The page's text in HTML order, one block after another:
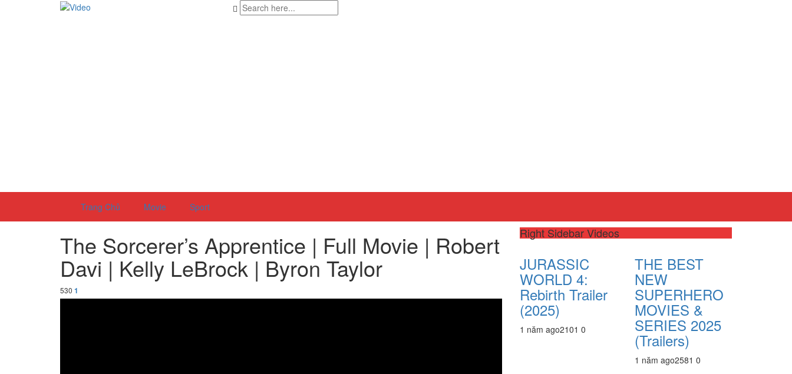
Trang Chủ Movie Sport
The Sorcerer’s Apprentice | Full Movie | Robert
Davi | Kelly LeBrock | Byron Taylor
530 1
Right Sidebar Videos
JURASSIC
WORLD 4:
Rebirth Trailer
(2025)
1 năm ago2101 0
THE BEST
NEW
SUPERHERO
MOVIES &
SERIES 2025
(Trailers)
1 năm ago2581 0